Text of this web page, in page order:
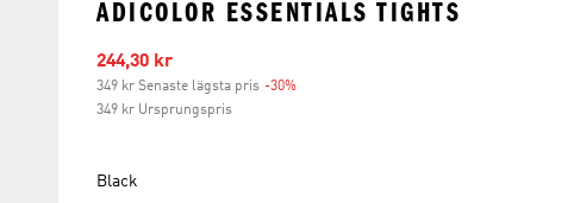
ADICOLOR ESSENTIALS TIGHTS
Reapris
244,30 kr
349 kr Senaste lägsta pris -30%
349 kr Ursprungspris
Black